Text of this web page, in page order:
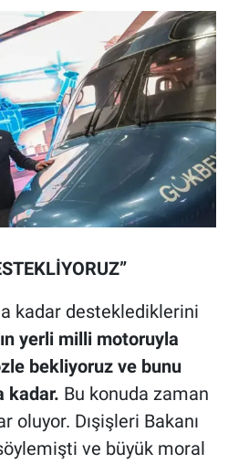
kadar desteklediklerini
yerli milli motoruyla
bekliyoruz ve bunu
kadar. Bu konuda zaman
oluyor. Dışişleri Bakanı
ve büyük moral